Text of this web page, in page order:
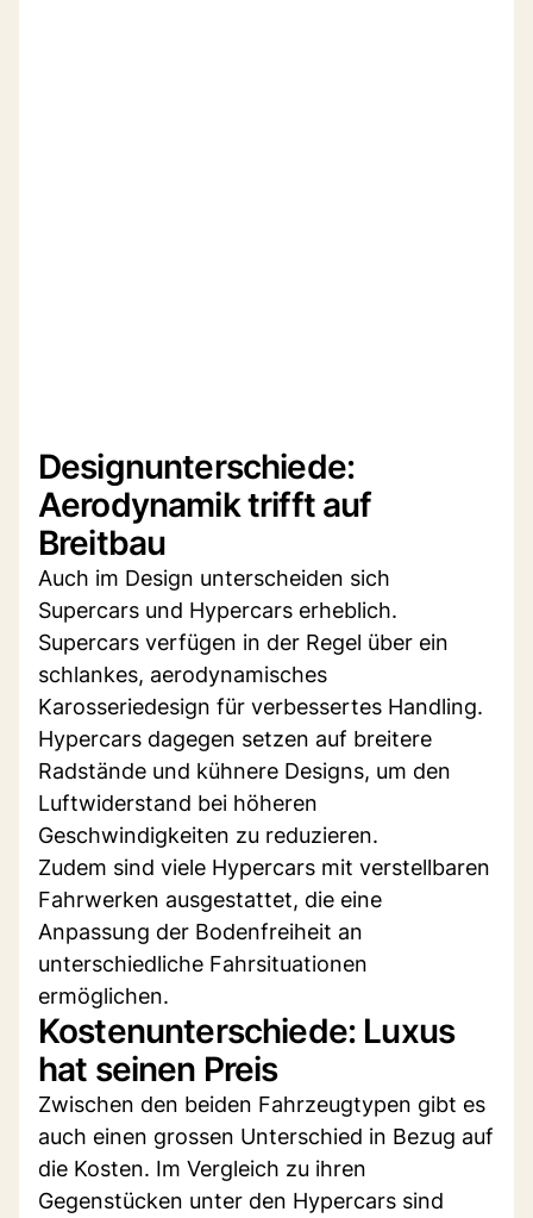
Designunterschiede:
Aerodynamik trifft auf
Breitbau
Auch im Design unterscheiden sich
Supercars und Hypercars erheblich.
Supercars verfügen in der Regel über ein
schlankes, aerodynamisches
Karosseriedesign für verbessertes Handling.
Hypercars dagegen setzen auf breitere
Radstände und kühnere Designs, um den
Luftwiderstand bei höheren
Geschwindigkeiten zu reduzieren.
Zudem sind viele Hypercars mit verstellbaren
Fahrwerken ausgestattet, die eine
Anpassung der Bodenfreiheit an
unterschiedliche Fahrsituationen
ermöglichen.
Kostenunterschiede: Luxus
hat seinen Preis
Zwischen den beiden Fahrzeugtypen gibt es
auch einen grossen Unterschied in Bezug auf
die Kosten. Im Vergleich zu ihren
Gegenstücken unter den Hypercars sind